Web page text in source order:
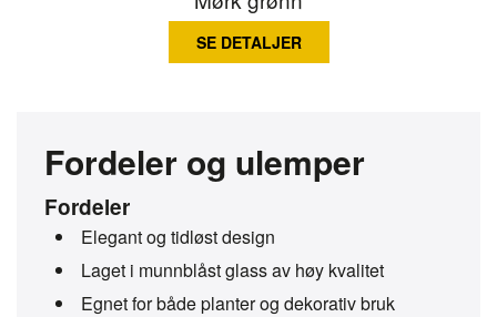
Fordeler og ulemper
Fordeler
Elegant og tidløst design
Laget i munnblåst glass av høy kvalitet
Egnet for både planter og dekorativ bruk
SE DETALJER